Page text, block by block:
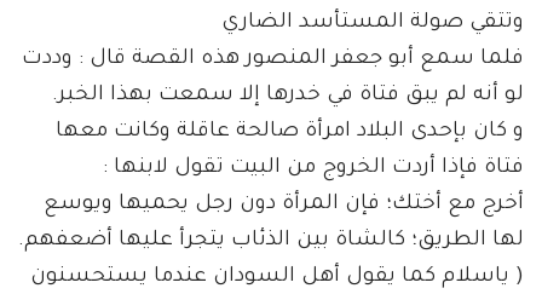
وتتقي صولة المستأسد الضاري
فلما سمع أبو جعفر المنصور هذه القصة قال : وددت
لو أنه لم يبق فتاة في خدرها إلا سمعت بهذا الخبر.
و كان بإحدى البلاد امرأة صالحة عاقلة وكانت معها
فتاة فإذا أردت الخروج من البيت تقول لابنها :
أخرج مع أختك؛ فإن المرأة دون رجل يحميها ويوسع
لها الطريق؛ كالشاة بين الذئاب يتجرأ عليها أضعفهم.
( ياسلام كما يقول أهل السودان عندما يستحسنون